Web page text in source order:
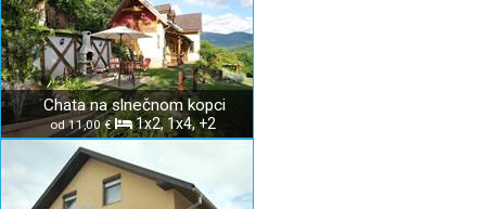
Chata na slnečnom kopci
od 11,00 € 1x2, 1x4, +2